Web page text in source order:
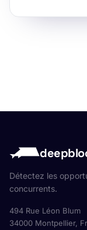
Détectez les
concurrents.
494 Rue Léon Blum
34000 Montpellier,